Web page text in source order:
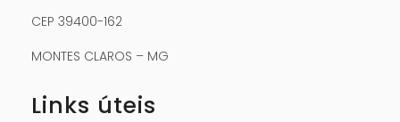
CEP 39400-162
MONTES CLAROS – MG
Links úteis